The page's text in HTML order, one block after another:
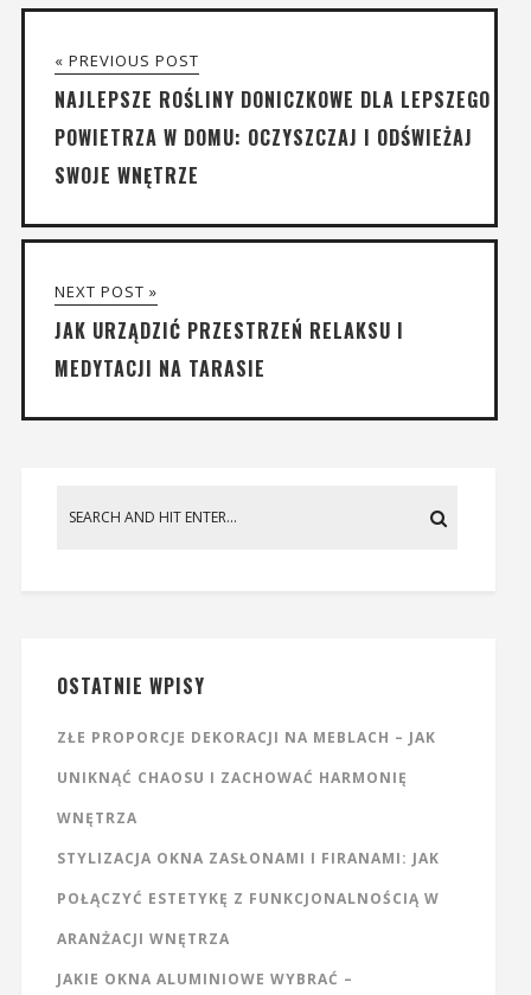
« PREVIOUS POST
NAJLEPSZE ROŚLINY DONICZKOWE DLA LEPSZEGO
POWIETRZA W DOMU: OCZYSZCZAJ I ODŚWIEŻAJ
SWOJE WNĘTRZE
NEXT POST »
JAK URZĄDZIĆ PRZESTRZEŃ RELAKSU I
MEDYTACJI NA TARASIE
OSTATNIE WPISY
ZŁE PROPORCJE DEKORACJI NA MEBLACH – JAK
UNIKNĄĆ CHAOSU I ZACHOWAĆ HARMONIĘ
WNĘTRZA
STYLIZACJA OKNA ZASŁONAMI I FIRANAMI: JAK
POŁĄCZYĆ ESTETYKĘ Z FUNKCJONALNOŚCIĄ W
ARANŻACJI WNĘTRZA
JAKIE OKNA ALUMINIOWE WYBRAĆ –